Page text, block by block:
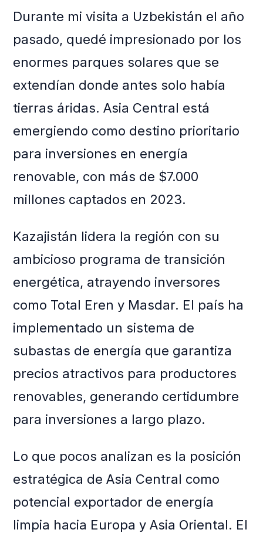
Durante mi visita a Uzbekistán el año
pasado, quedé impresionado por los
enormes parques solares que se
extendían donde antes solo había
tierras áridas. Asia Central está
emergiendo como destino prioritario
para inversiones en energía
renovable, con más de $7.000
millones captados en 2023.
Kazajistán lidera la región con su
ambicioso programa de transición
energética, atrayendo inversores
como Total Eren y Masdar. El país ha
implementado un sistema de
subastas de energía que garantiza
precios atractivos para productores
renovables, generando certidumbre
para inversiones a largo plazo.
Lo que pocos analizan es la posición
estratégica de Asia Central como
potencial exportador de energía
limpia hacia Europa y Asia Oriental. El